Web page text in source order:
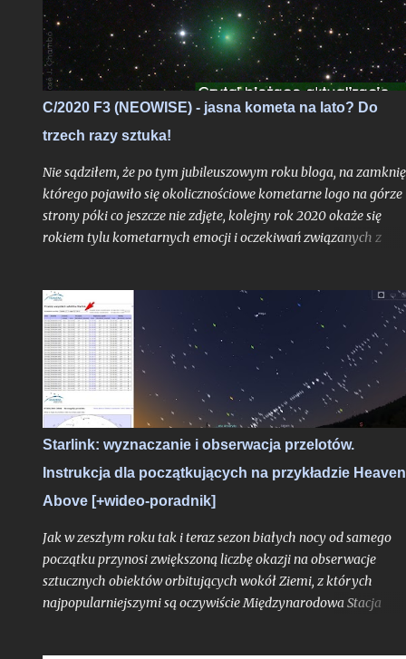
okrążenie wokół naszej Dziennej Gwiazdy odkąd w
nieskończonych czeluściach Internetu otrzymaliście pierwszy,
niepozorny wpis, dający początek temu blogowi. Z punktu
widzenia cyklu życia gwiazd ciągu głównego jak właśnie
bohater tutejszych wpisów oddalony od nas o 8 minut
- to praktycznie niezauważalne mrugnięcie oka. Ale w realiach
cyfrowych?
C/2020 F3 (NEOWISE) - jasna kometa na lato? Do
trzech razy sztuka!
Nie sądziłem, że po tym jubileuszowym roku bloga, na
którego pojawiło się okolicznościowe kometarne logo na górze
strony póki co jeszcze nie zdjęte, kolejny rok 2020 okaże się
rokiem tylu kometarnych emocji i oczekiwań związanych z
barierę widoczności nieuzbrojonym okiem i który może nam
uatrakcyjnić drugą połowę sezonu białych nocy. Wprawdzie
jeszcze żadna z dotychczasowych tegorocznych komet nie
przyniosła nam ochów i achów na miarę prognozy - pierwsza
uległa fragmentacji blisko dwa miesiące przed peryhelium,
niespełna miesiąc przed peryhelium, zanikając i rozpraszając
po przejściu nad północną półkulę, a już na horyzoncie pojawia
się trzecia - C/2020 F3 (NEOWISE), która za kilka tygodni
osiągnie peryhelium aspirując w prognozie blasku do rangi
rozpadniętych poprzedniczek. Przyjrzyjmy się więc tej komecie
Starlink: wyznaczanie i obserwacja przelotów.
Instrukcja dla początkujących na przykładzie
Above [+wideo-poradnik]
Jak w zeszłym roku tak i teraz sezon białych nocy od samego
początku przynosi zwiększoną liczbę okazji na obserwacje
sztucznych obiektów orbitujących wokół Ziemi, z których
najpopularniejszymi są oczywiście Międzynarodowa Stacja